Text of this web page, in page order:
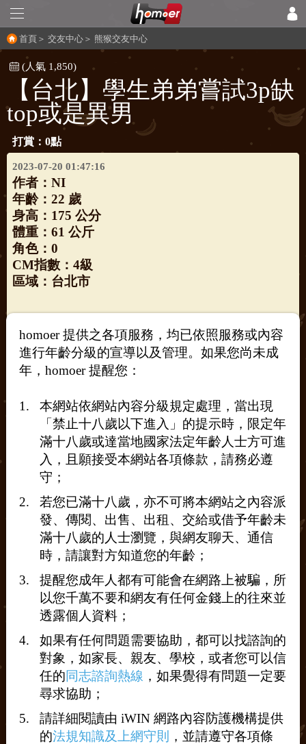
首頁 ＞ 交友中心 ＞ 熊猴交友中心
(人氣 1,850)
【台北】學生弟弟嘗試3p缺
top或是異男
打賞：0點
2023-07-20 01:47:16
作者： NI
年齡：22 歲
身高：175 公分
體重：61 公斤
角色：0
CM指數：4級
區域：台北市
【台北】學生弟弟嘗試3p缺top或是異男
175 58 18y 0
想被輪幹～
留下line
打賞
送花 送咖啡
homoer 提供之各項服務，均已依照服務或內容
進行年齡分級的宣導以及管理。如果您尚未成
年，homoer 提醒您：
本網站依網站內容分級規定處理，當出現
「禁止十八歲以下進入」的提示時，限定年
滿十八歲或達當地國家法定年齡人士方可進
入，且願接受本網站各項條款，請務必遵
守；
若您已滿十八歲，亦不可將本網站之內容派
發、傳閱、出售、出租、交給或借予年齡未
滿十八歲的人士瀏覽，與網友聊天、通信
時，請讓對方知道您的年齡；
提醒您成年人都有可能會在網路上被騙，所
以您千萬不要和網友有任何金錢上的往來並
透露個人資料；
如果有任何問題需要協助，都可以找諮詢的
對象，如家長、親友、學校，或者您可以信
任的同志諮詢熱線 ，如果覺得有問題一定要
尋求協助；
請詳細閱讀由 iWIN 網路內容防護機構提供
的法規知識及上網守則
，並請遵守各項條